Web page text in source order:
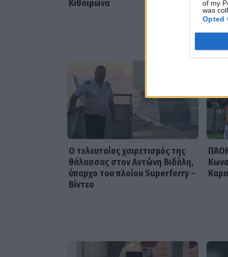
of my
was
Opted
Κιθαιρώνα
Ο τελευταίος χαιρετισμός της
θάλασσας στον Αντώνη Βιδάλη,
ύπαρχο του πλοίου Superferry –
Βίντεο